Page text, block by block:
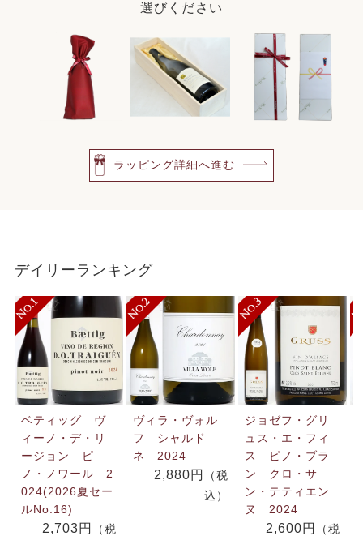
選びください
ラッピング詳細へ進む
デイリーランキング
ベティッグ ヴ
ィーノ・デ・リ
ージョン ピ
ノ・ノワール 2
024(2026夏セー
ルNo.16)
2,703円
（税
ヴィラ・ヴォル
フ シャルド
ネ 2024
2,880円
（税
込）
ジョゼフ・グリ
ュス・エ・フィ
ス ピノ・ブラ
ン クロ・サ
ン・テティエン
ヌ 2024
2,600円
（税